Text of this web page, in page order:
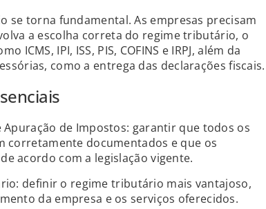
se torna fundamental. As empresas precisam
a escolha correta do regime tributário, o
IPI, ISS, PIS, COFINS e IRPJ, além da
como a entrega das declarações fiscais.
Apuração de Impostos: garantir que todos os
corretamente documentados e que os
acordo com a legislação vigente.
definir o regime tributário mais vantajoso,
da empresa e os serviços oferecidos.